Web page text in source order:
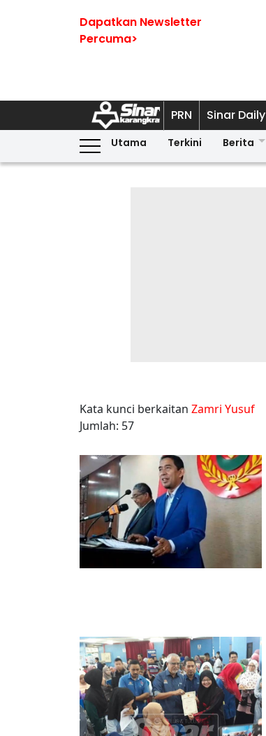
Dapatkan Newsletter
Percuma>
PRN Sinar Daily
Utama Terkini Berita
Kata kunci berkaitan Zamri Yusuf
Jumlah: 57